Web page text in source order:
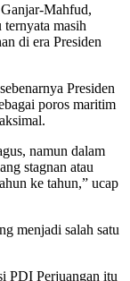
Mahfud,
masih
di era Presiden
Presiden
poros maritim
namun dalam
stagnan atau
ke tahun,” ucap
menjadi salah satu
PDI Perjuangan itu